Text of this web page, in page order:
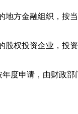
地方金融组织，按
股权投资企业，投
度申请，由财政